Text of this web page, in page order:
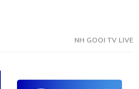
NH GOOI TV LIVE